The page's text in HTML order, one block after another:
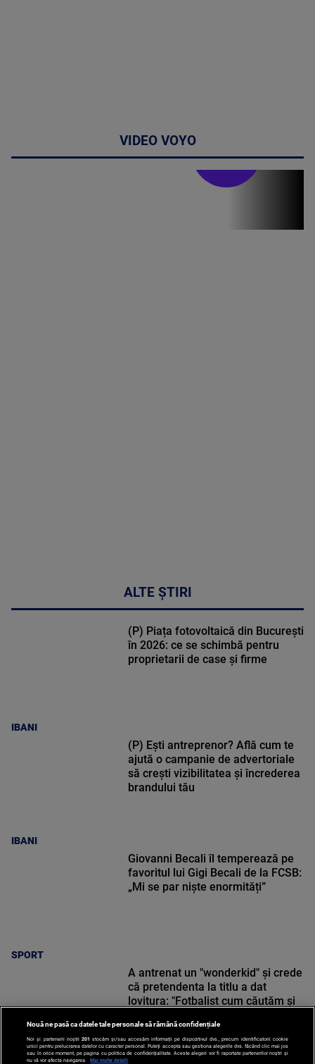
VIDEO VOYO
Stirile PRO TV
ALTE ȘTIRI
IBANI
(P) Piața fotovoltaică din București
în 2026: ce se schimbă pentru
proprietarii de case și firme
IBANI
(P) Ești antreprenor? Află cum te
ajută o campanie de advertoriale
să crești vizibilitatea și încrederea
brandului tău
SPORT
Giovanni Becali îl temperează pe
favoritul lui Gigi Becali de la FCSB:
„Mi se par niște enormități”
A antrenat un "wonderkid" și crede
că pretendenta la titlu a dat
lovitura: "Fotbalist cum căutăm și
Nouă ne pasă ca datele tale personale să rămână confidențiale
Noi și partenerii noștri 201 stocăm și/sau accesăm informații pe dispozitivul dvs., precum identificatorii cookie
unici pentru prelucrarea datelor cu caracter personal. Puteți accepta sau gestiona alegerile dvs. făcând clic mai jos
sau în orice moment, pe pagina cu politica de confidențialitate. Aceste alegeri vor fi raportate partenerilor noștri și
nu vă vor afecta navigarea.
Mai multe detalii